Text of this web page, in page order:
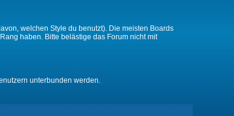
welchen Style du benutzt). Die meisten Boards
haben. Bitte belästige das Forum nicht mit
unterbunden werden.